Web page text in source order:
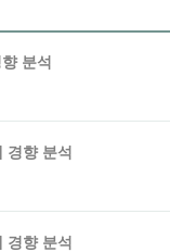
분석
경향 분석
경향 분석